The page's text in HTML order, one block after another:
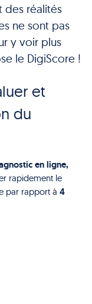
des réalités
ne sont pas
y voir plus
le DigiScore !
et
du
en ligne,
rapidement le
par rapport à 4